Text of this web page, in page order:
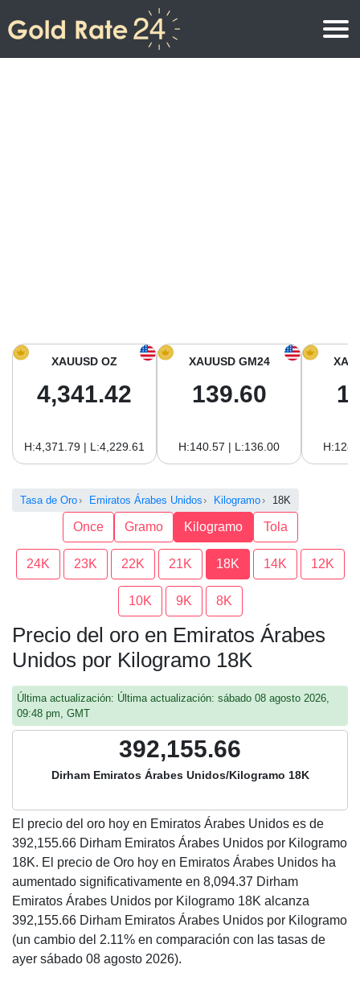
Precio del Oro hoy en América del sur
XAUUSD OZ
4,341.42
H:4,371.79 | L:4,229.61
XAUUSD GM24
139.60
H:140.57 | L:136.00
Tasa de Oro Emiratos Árabes Unidos Kilogramo 18K
Once Gramo Kilogramo Tola
24K 23K 22K 21K 18K 14K 12K
10K 9K 8K
Precio del oro en Emiratos Árabes
Unidos por Kilogramo 18K
Última actualización: Última actualización: sábado 08 agosto 2026,
09:48 pm, GMT
392,155.66
Dirham Emiratos Árabes Unidos/Kilogramo 18K
El precio del oro hoy en Emiratos Árabes Unidos es de
392,155.66 Dirham Emiratos Árabes Unidos por Kilogramo
18K. El precio de Oro hoy en Emiratos Árabes Unidos ha
aumentado significativamente en 8,094.37 Dirham
Emiratos Árabes Unidos por Kilogramo 18K alcanza
392,155.66 Dirham Emiratos Árabes Unidos por Kilogramo
(un cambio del 2.11% en comparación con las tasas de
ayer sábado 08 agosto 2026).